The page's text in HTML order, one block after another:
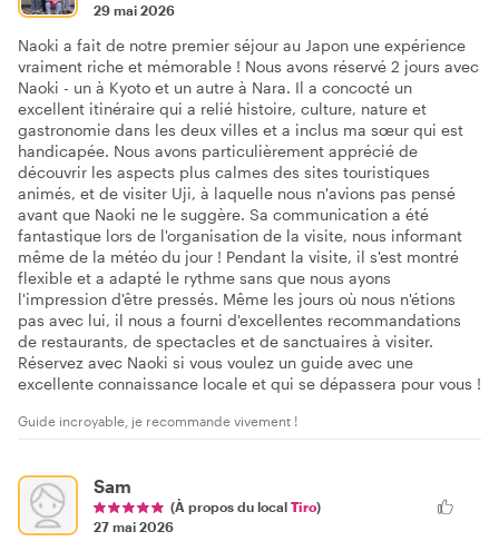
29 mai 2026
Naoki a fait de notre premier séjour au Japon une expérience
vraiment riche et mémorable ! Nous avons réservé 2 jours avec
Naoki - un à Kyoto et un autre à Nara. Il a concocté un
excellent itinéraire qui a relié histoire, culture, nature et
gastronomie dans les deux villes et a inclus ma sœur qui est
handicapée. Nous avons particulièrement apprécié de
découvrir les aspects plus calmes des sites touristiques
animés, et de visiter Uji, à laquelle nous n'avions pas pensé
avant que Naoki ne le suggère. Sa communication a été
fantastique lors de l'organisation de la visite, nous informant
même de la météo du jour ! Pendant la visite, il s'est montré
flexible et a adapté le rythme sans que nous ayons
l'impression d'être pressés. Même les jours où nous n'étions
pas avec lui, il nous a fourni d'excellentes recommandations
de restaurants, de spectacles et de sanctuaires à visiter.
Réservez avec Naoki si vous voulez un guide avec une
excellente connaissance locale et qui se dépassera pour vous !
Guide incroyable, je recommande vivement !
Sam
(À propos du local Tiro)
27 mai 2026